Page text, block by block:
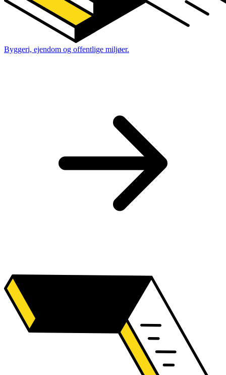
Byggeri, ejendom og offentlige miljøer.